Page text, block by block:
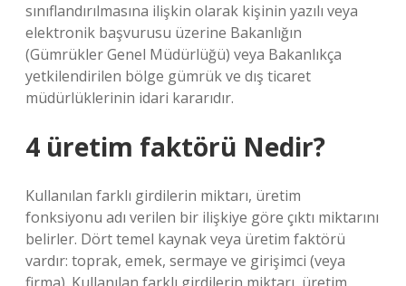
sınıflandırılmasına ilişkin olarak kişinin yazılı veya
elektronik başvurusu üzerine Bakanlığın
(Gümrükler Genel Müdürlüğü) veya Bakanlıkça
yetkilendirilen bölge gümrük ve dış ticaret
müdürlüklerinin idari kararıdır.
4 üretim faktörü Nedir?
Kullanılan farklı girdilerin miktarı, üretim
fonksiyonu adı verilen bir ilişkiye göre çıktı miktarını
belirler. Dört temel kaynak veya üretim faktörü
vardır: toprak, emek, sermaye ve girişimci (veya